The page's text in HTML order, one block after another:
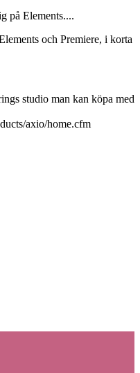
på Elements....
och Premiere, i korta
studio man kan köpa med
axio/home.cfm